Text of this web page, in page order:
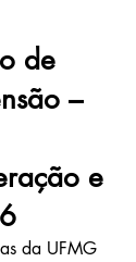
de
–
e
da UFMG